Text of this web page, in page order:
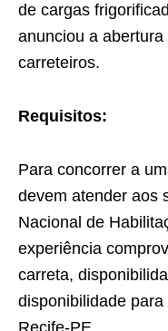
de cargas
anunciou a
carreteiros.
Requisitos:
Para concorrer a
devem atender aos
Nacional de
experiência
carreta,
disponibilidade